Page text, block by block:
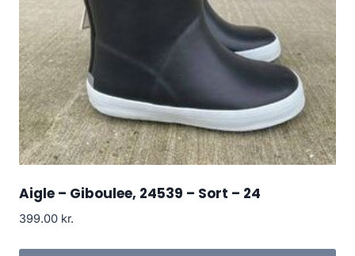
Aigle – Giboulee, 24539 – Sort – 24
399.00 kr.